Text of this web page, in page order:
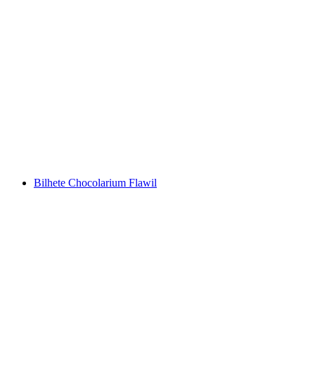
Bilhete Chocolarium Flawil